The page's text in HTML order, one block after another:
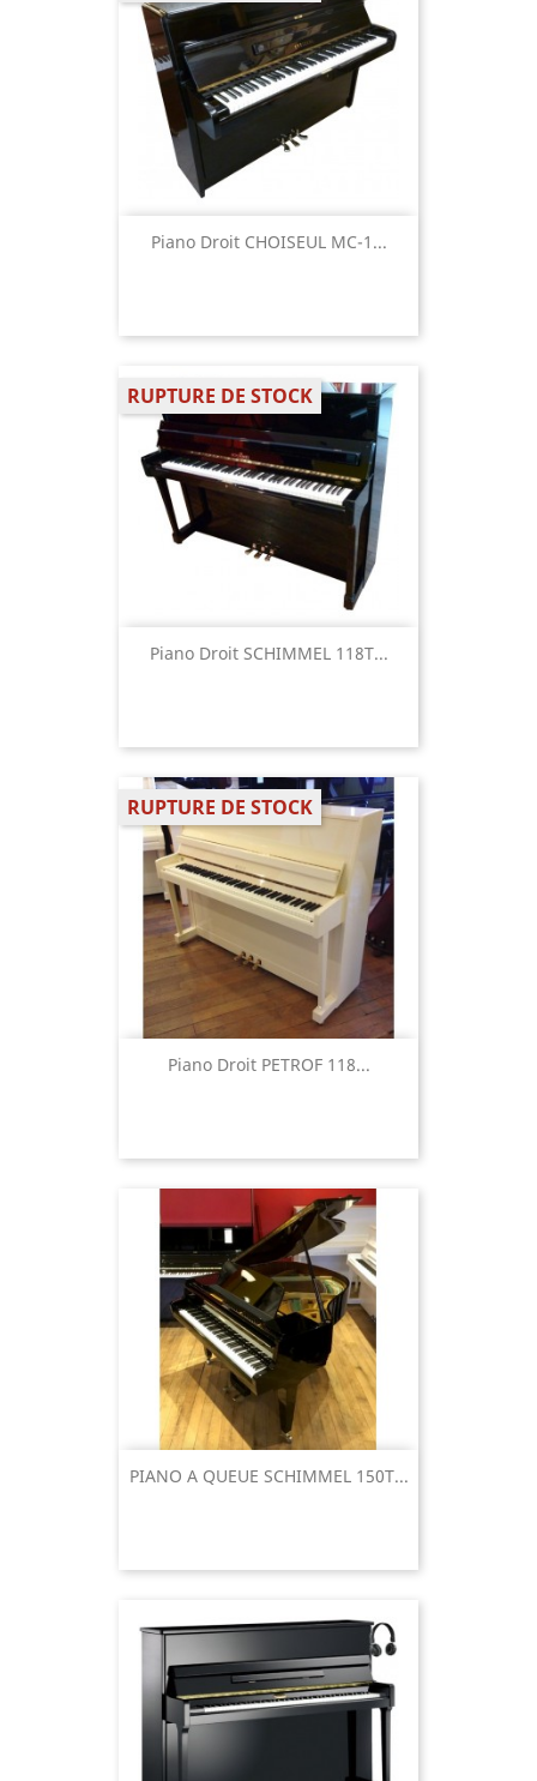
Piano Droit CHOISEUL MC-1...
Piano Droit SCHIMMEL 118T...
RUPTURE DE STOCK
Piano Droit PETROF 118...
RUPTURE DE STOCK
PIANO A QUEUE SCHIMMEL 150T...